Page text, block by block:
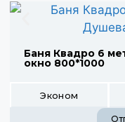
Баня Квадро 6
окно 800*1000
Эконом